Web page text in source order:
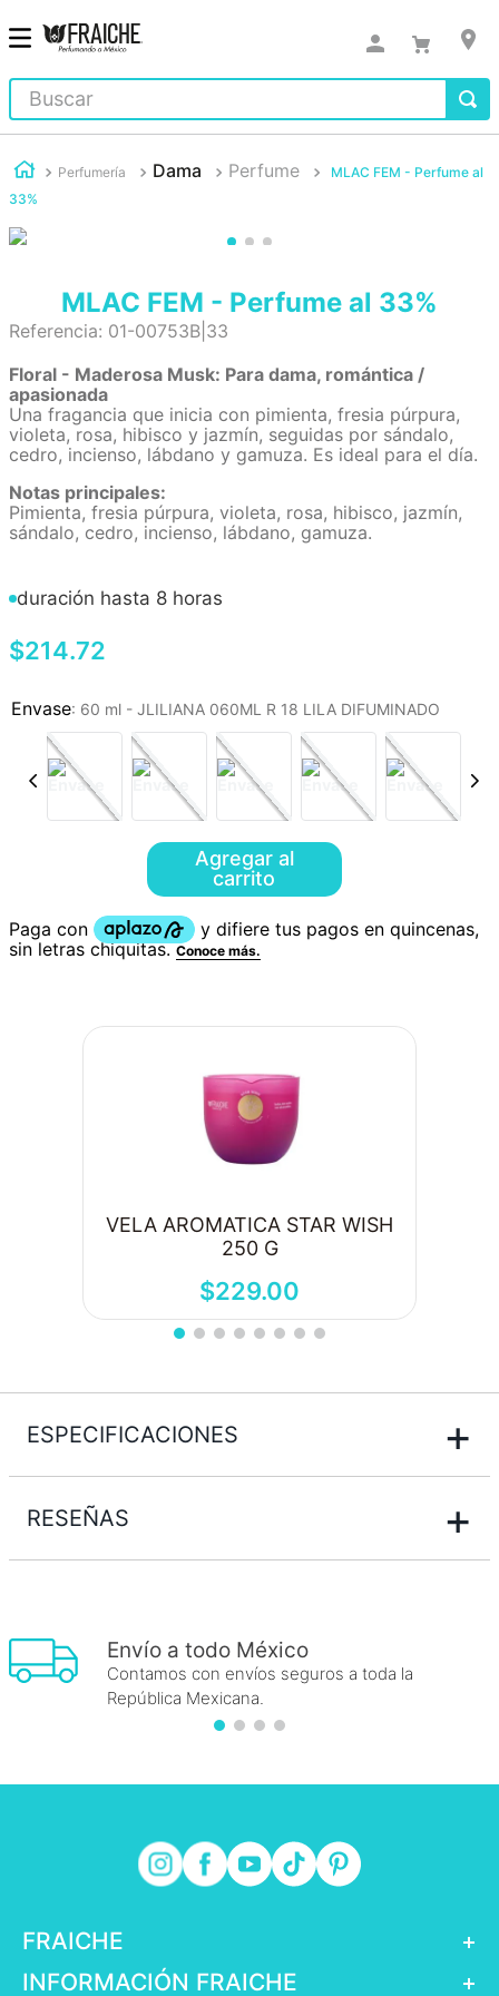
Buscar
Perfumería Dama Perfume
MLAC FEM - Perfume al
33%
MLAC FEM - Perfume al 33%
Referencia: 01-00753B|33
Floral - Maderosa Musk: Para dama, romántica /
apasionada
Una fragancia que inicia con pimienta, fresia púrpura,
violeta, rosa, hibisco y jazmín, seguidas por sándalo,
cedro, incienso, lábdano y gamuza. Es ideal para el día.
Notas principales:
Pimienta, fresia púrpura, violeta, rosa, hibisco, jazmín,
sándalo, cedro, incienso, lábdano, gamuza.
duración hasta 8 horas
$214.72
: 60 ml - JLILIANA 060ML R 18 LILA DIFUMINADO
Agregar al
carrito
VELA AROMATICA STAR WISH
250 G
$229.00
ESPECIFICACIONES +
RESEÑAS +
Envío a todo México
Contamos con envíos seguros a toda la
República Mexicana.
FRAICHE
+
INFORMACIÓN FRAICHE
+